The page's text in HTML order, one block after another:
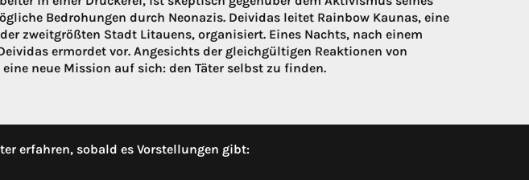
Bedrohungen durch Neonazis. Deividas leitet Rainbow Kaunas, eine
zweitgrößten Stadt Litauens, organisiert. Eines Nachts, nach einem
ermordet vor. Angesichts der gleichgültigen Reaktionen von
neue Mission auf sich: den Täter selbst zu finden.
erfahren, sobald es Vorstellungen gibt: